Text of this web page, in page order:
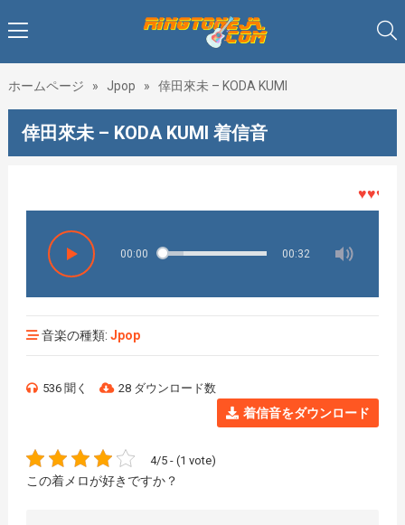
ホームページ » Jpop » 倖田來未 – KODA KUMI
倖田來未 – KODA KUMI 着信音
♥♥♥着メ
00:00 00:32
音楽の種類: Jpop
536 聞く 28 ダウンロード数
着信音をダウンロード
4/5 - (1 vote)
この着メロが好きですか？